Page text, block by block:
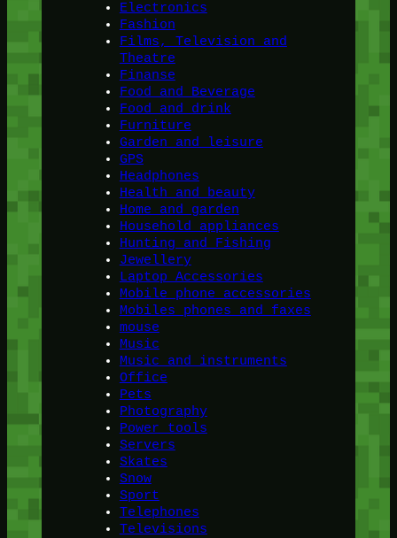
Electronics
Fashion
Films, Television and
Theatre
Finanse
Food and Beverage
Food and drink
Furniture
Garden and leisure
GPS
Headphones
Health and beauty
Home and garden
Household appliances
Hunting and Fishing
Jewellery
Laptop Accessories
Mobile phone accessories
Mobiles phones and faxes
mouse
Music
Music and instruments
Office
Pets
Photography
Power tools
Servers
Skates
Snow
Sport
Telephones
Televisions